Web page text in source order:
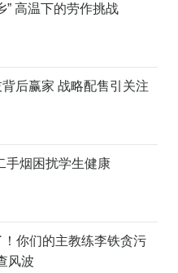
” 高温下的劳作挑战
后赢家 战略配售引关注
手烟困扰学生健康
你们的主教练李铁贪污
风波